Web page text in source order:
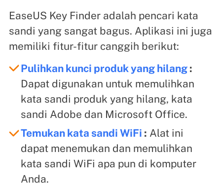
EaseUS Key Finder adalah pencari kata
sandi yang sangat bagus. Aplikasi ini juga
memiliki fitur-fitur canggih berikut:
Pulihkan kunci produk yang hilang:
Dapat digunakan untuk memulihkan
kata sandi produk yang hilang, kata
sandi Adobe dan Microsoft Office.
Temukan kata sandi WiFi : Alat ini
dapat menemukan dan memulihkan
kata sandi WiFi apa pun di komputer
Anda.